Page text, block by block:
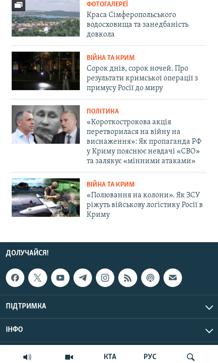
КТА РУС
ФОТОГАЛЕРЕЇ
Краса Сімферопольського
водосховища та занедбаність
довкола
ВІЙНА ТА КРИМ
Сорок днів, сорок ночей. Про
результати кримської операції з
примусу Росії до миру
ПОЛІТИКА
«Короткострокова акція
перетворилася на війну на
виснаження»: Як пропаганда РФ
у Криму пояснює невдачі «СВО»
та залякує «мінними атаками»
ВІЙНА ТА КРИМ
«Полювання на колони». Як ЗСУ
ріжуть військову логістику Росії в
Криму
ДОЛУЧАЙСЯ!
ПІДТРИМКА
ІНФО
© Крим.Реалії, 2026 | Усі права застережено.